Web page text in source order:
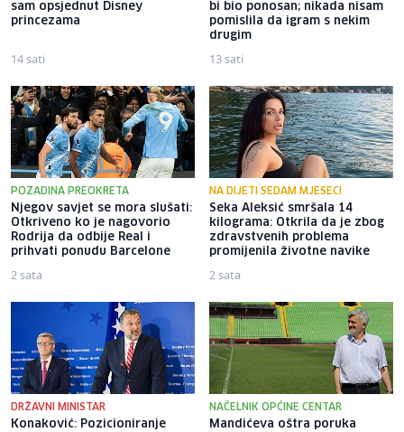
sam opsjednut Disney
princezama
14 sati
bi bio ponosan; nikada nisam
pomislila da igram s nekim
drugim
13 sati
POZADINA PREOKRETA
Njegov savjet se mora slušati:
Otkriveno ko je nagovorio
Rodrija da odbije Real i
prihvati ponudu Barcelone
2 sata
NA DIJETI SEDAM MJESECI
Seka Aleksić smršala 14
kilograma: Otkrila da je zbog
zdravstvenih problema
promijenila životne navike
2 sata
DRŽAVNI MINISTAR
Konaković: Pozicioniranje
NAČELNIK OPĆINE CENTAR
Mandićeva oštra poruka